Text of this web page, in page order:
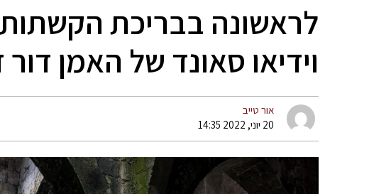
לראשונה בבריכת
וידיאו סאונד של האמן דור
אור טייב
20 יוני, 2022 14:35